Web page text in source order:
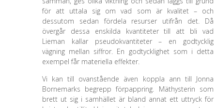
för att uttala sig om vad som är kvalitet – och
dessutom sedan fördela resurser utifrån det. Då
övergår dessa enskilda kvantiteter till att bli vad
Lieman kallar pseudokvantiteter – en godtycklig
vägning mellan siffror. En godtycklighet som i detta
exempel får materiella effekter.
Vi kan till ovanstående även koppla ann till Jonna
Bornemarks begrepp förpappring. Mäthysterin som
brett ut sig i samhället är bland annat ett uttryck för